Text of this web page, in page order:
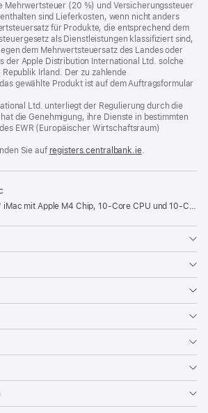
Mehrwertsteuer (20 %) und Versicherungssteuer
sind Lieferkosten, wenn nicht anders
für Produkte, die entsprechend dem
als Dienstleistungen klassifiziert sind,
dem Mehrwertsteuersatz des Landes oder
der Apple Distribution International Ltd. solche
Irland. Der zu zahlende
gewählte Produkt ist auf dem Auftragsformular
Ltd. unterliegt der Regulierung durch die
die Genehmigung, ihre Dienste in bestimmten
EWR (Europäischer Wirtschaftsraum)
Sie auf registers.centralbank.ie(Öffnet
neues
.
M4 Chip, 10‑Core CPU und 10‑Core GPU, Gigabit Ethernet - Orange